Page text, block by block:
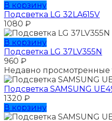
В корзину
Подсветка LG 32LA615V
1080 ₽
В корзину
Подсветка LG 37LV355N
960 ₽
Недавно просмотренные
Подсветка SAMSUNG
1320 ₽
В корзину